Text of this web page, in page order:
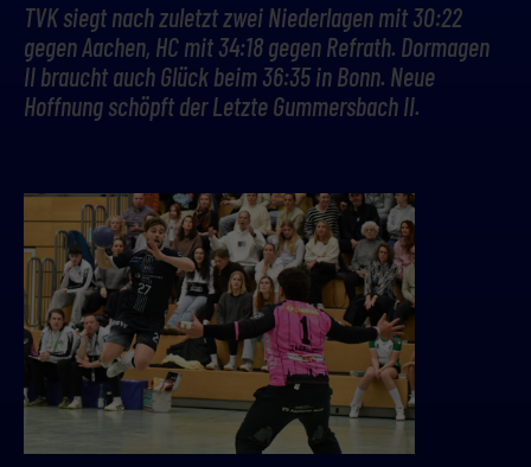
TVK siegt nach zuletzt zwei Niederlagen mit 30:22
gegen Aachen, HC mit 34:18 gegen Refrath. Dormagen
II braucht auch Glück beim 36:35 in Bonn. Neue
Hoffnung schöpft der Letzte Gummersbach II.